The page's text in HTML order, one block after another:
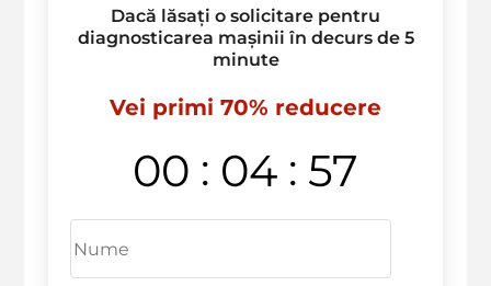
Dacă lăsați o solicitare pentru
diagnosticarea mașinii în decurs de 5
minute
Vei primi 70% reducere
00 : 04 : 57